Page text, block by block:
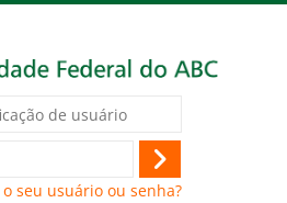
Acessar
o seu usuário ou senha?